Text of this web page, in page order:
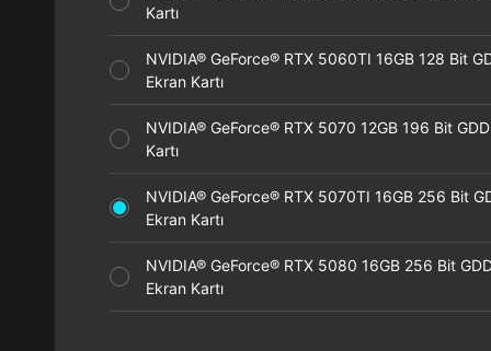
Kartı
NVIDIA® GeForce® RTX 5060TI 16GB 128 Bit
Ekran Kartı
NVIDIA® GeForce® RTX 5070 12GB 196 Bit
Kartı
NVIDIA® GeForce® RTX 5070TI 16GB 256 Bit
Ekran Kartı
NVIDIA® GeForce® RTX 5080 16GB 256 Bit
Ekran Kartı